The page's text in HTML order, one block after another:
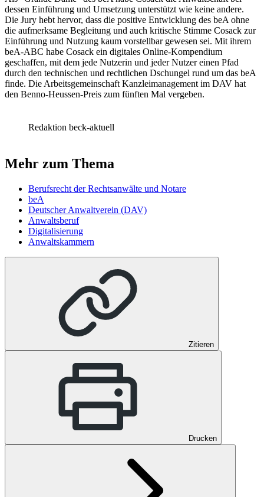
dessen Einführung und Umsetzung unterstützt wie keine andere.
Die Jury hebt hervor, dass die positive Entwicklung des beA ohne
die aufmerksame Begleitung und auch kritische Stimme Cosack zur
Einführung und Nutzung kaum vorstellbar gewesen sei. Mit ihrem
beA-ABC habe Cosack ein digitales Online-Kompendium
geschaffen, mit dem jede Nutzerin und jeder Nutzer einen Pfad
durch den technischen und rechtlichen Dschungel rund um das beA
finde. Die Arbeitsgemeinschaft Kanzleimanagement im DAV hat
den Benno-Heussen-Preis zum fünften Mal vergeben.
Redaktion beck-aktuell
Mehr zum Thema
Berufsrecht der Rechtsanwälte und Notare
beA
Deutscher Anwaltverein (DAV)
Anwaltsberuf
Digitalisierung
Anwaltskammern
Zitieren
Drucken